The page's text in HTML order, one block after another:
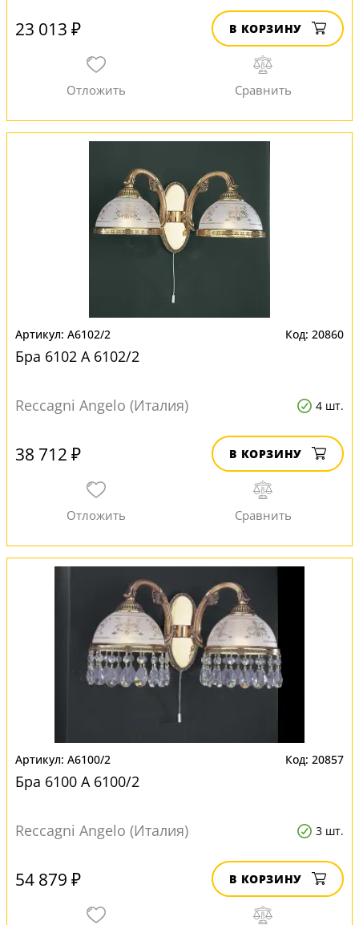
23 013 ₽ В КОРЗИНУ
A6102/2 20860
Бра 6102 A 6102/2
Reccagni Angelo (Италия) 4 шт.
38 712 ₽ В КОРЗИНУ
A6100/2 20857
Бра 6100 A 6100/2
Reccagni Angelo (Италия) 3 шт.
54 879 ₽ В КОРЗИНУ